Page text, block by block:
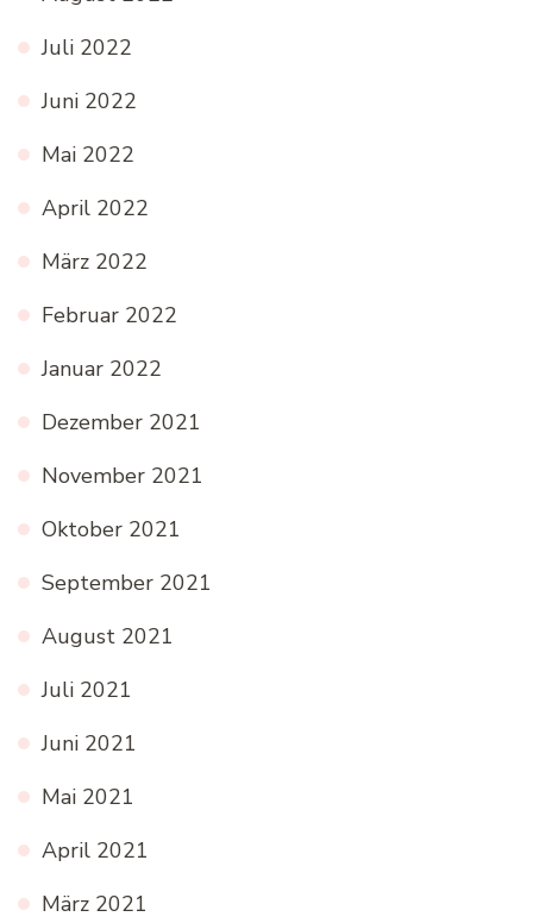
Juli 2022
Juni 2022
Mai 2022
April 2022
März 2022
Februar 2022
Januar 2022
Dezember 2021
November 2021
Oktober 2021
September 2021
August 2021
Juli 2021
Juni 2021
Mai 2021
April 2021
März 2021